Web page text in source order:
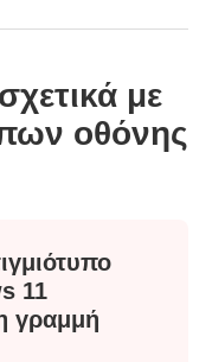
με
οθόνης
11
γραμμή